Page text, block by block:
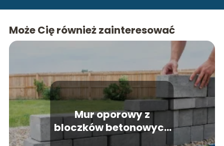
Może Cię również zainteresować
Mur oporowy z
bloczków betonowych
– jak go wykonać krok